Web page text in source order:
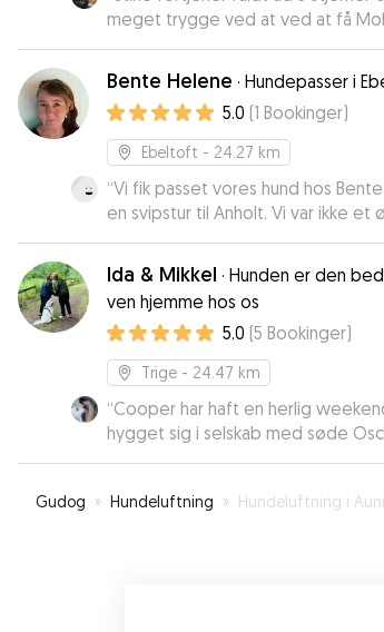
meget trygge ved at ved at få
har bare haft det så godt. Vi vil
der har brug for en hundepasser.
Bente Helene · Hundepasser i
5.0 (1 Bookinger)
Ebeltoft - 24.27 km
“Vi fik passet vores hund hos
en svipstur til Anholt. Vi var ikke et
han var i gode hænder og vi
ham. Kan varmt anbefales!
Ida & Mikkel · Hunden er den
ven hjemme hos os
5.0 (5 Bookinger)
Trige - 24.47 km
“Cooper har haft en herlig
hygget sig i selskab med søde
☺️”
Gudog » Hundeluftning » Hundeluftning i